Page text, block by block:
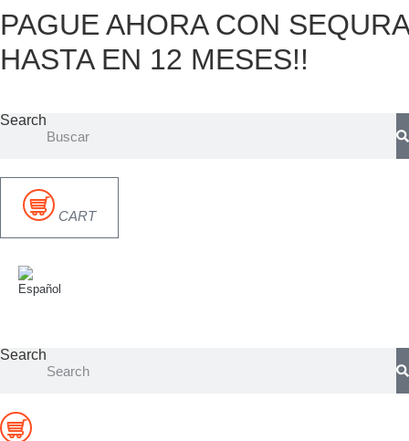
Ir
al
contenido
PAGUE AHORA CON SEQURA
HASTA EN 12 MESES!!
Search
CART
Search